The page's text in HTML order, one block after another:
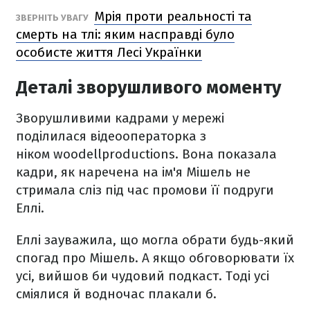
ЗВЕРНІТЬ УВАГУ Мрія проти реальності та
смерть на тлі: яким насправді було
особисте життя Лесі Українки
Деталі зворушливого моменту
Зворушливими кадрами у мережі
поділилася відеооператорка з
ніком woodellproductions. Вона показала
кадри, як наречена на ім'я Мішель не
стримала сліз під час промови її подруги
Еллі.
Еллі зауважила, що могла обрати будь-який
спогад про Мішель. А якщо обговорювати їх
усі, вийшов би чудовий подкаст. Тоді усі
сміялися й водночас плакали б.